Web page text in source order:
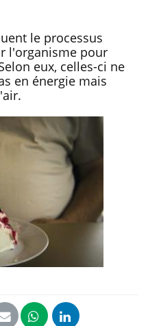
le processus
l'organisme pour
eux, celles-ci ne
en énergie mais